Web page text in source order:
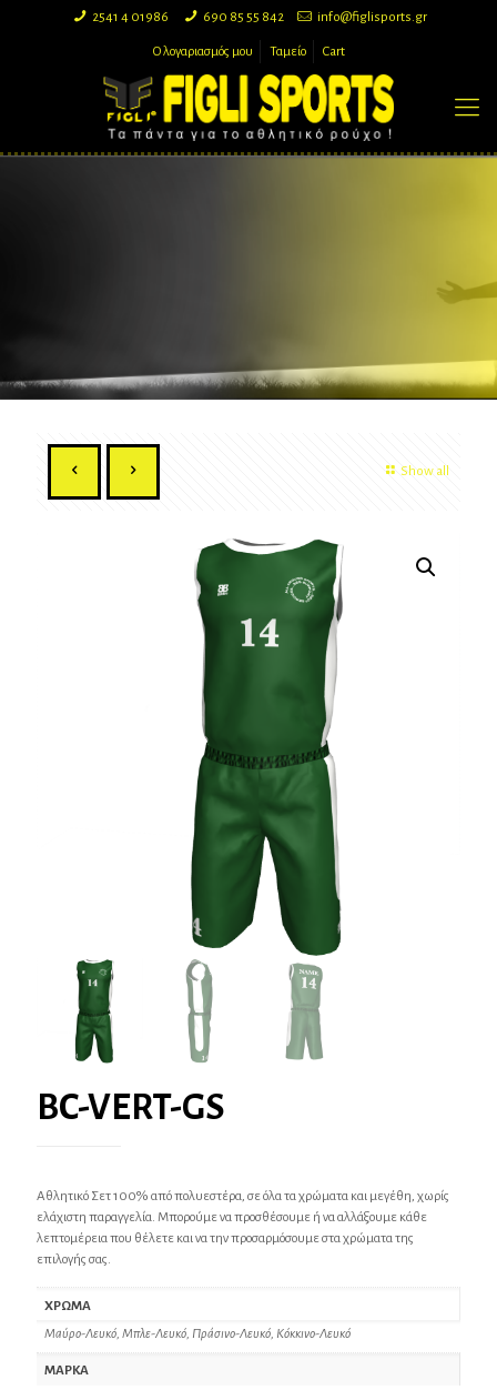
2541 4 01986 690 85 55 842 info@figlisports.gr
Ο λογαριασμός μου Ταμείο Cart
Show all
BC-VERT-GS
Αθλητικό Σετ 100% από πολυεστέρα, σε όλα τα χρώματα και μεγέθη, χωρίς
ελάχιστη παραγγελία. Μπορούμε να προσθέσουμε ή να αλλάξουμε κάθε
λεπτομέρεια που θέλετε και να την προσαρμόσουμε στα χρώματα της
επιλογής σας.
ΧΡΩΜΑ
Μαύρο-Λευκό, Μπλε-Λευκό, Πράσινο-Λευκό, Κόκκινο-Λευκό
ΜΑΡΚΑ